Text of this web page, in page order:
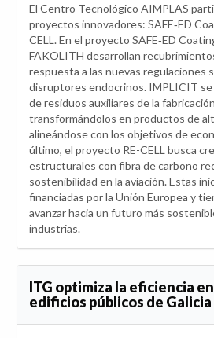
El Centro Tecnológico AIMPLAS
proyectos innovadores: SAFE‑ED
CELL. En el proyecto SAFE‑ED
FAKOLITH desarrollan
respuesta a las nuevas regulaciones
disruptores endocrinos. IMPLICIT
de residuos auxiliares de la
transformándolos en productos de
alineándose con los objetivos de
último, el proyecto RE-CELL busca
estructurales con fibra de carbono
sostenibilidad en la aviación. Estas
financiadas por la Unión Europea y
avanzar hacia un futuro más
industrias.
ITG optimiza la eficiencia
edificios públicos de